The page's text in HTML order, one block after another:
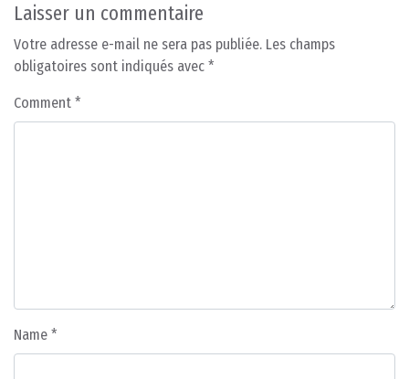
Laisser un commentaire
Votre adresse e-mail ne sera pas publiée. Les champs
obligatoires sont indiqués avec *
Comment *
Name *